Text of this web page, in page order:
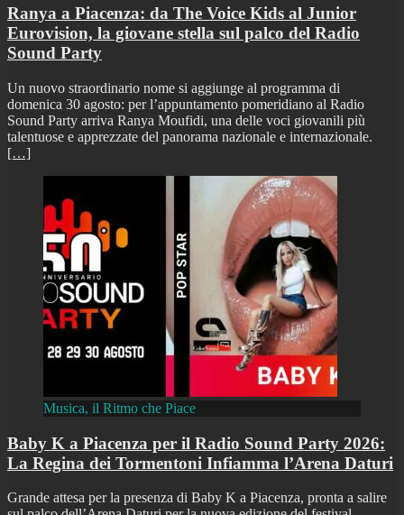
Ranya a Piacenza: da The Voice Kids al Junior
Eurovision, la giovane stella sul palco del Radio
Sound Party
Un nuovo straordinario nome si aggiunge al programma di
domenica 30 agosto: per l’appuntamento pomeridiano al Radio
Sound Party arriva Ranya Moufidi, una delle voci giovanili più
talentuose e apprezzate del panorama nazionale e internazionale.
[…]
Musica, il Ritmo che Piace
Baby K a Piacenza per il Radio Sound Party 2026:
La Regina dei Tormentoni Infiamma l’Arena Daturi
Grande attesa per la presenza di Baby K a Piacenza, pronta a salire